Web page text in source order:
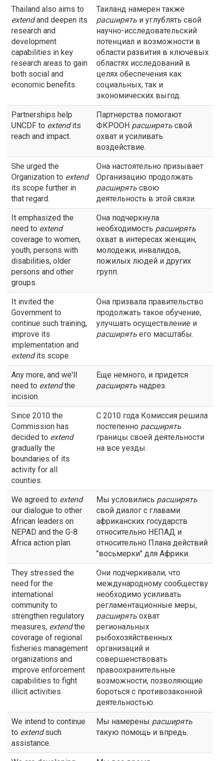
Thailand also aims to
extendand deepen its
research and
development
capabilities in key
research areas to gain
both social and
economic benefits.
Таиланд намерен также
расширять и углублять свой
научно-исследовательский
потенциал и возможности в
области развития в ключевых
областях исследований в
целях обеспечения как
социальных, так и
экономических выгод.
Partnerships help
UNCDF to extendits
reach and impact.
Партнерства помогают
ФКРООН расширять свой
охват и усиливать
воздействие.
She urged the
Organization to extend
its scope further in
that regard.
Она настоятельно призывает
Организацию продолжать
расширять свою
деятельность в этой связи.
It emphasized the
need to extend
coverage to women,
youth, persons with
disabilities, older
persons and other
groups.
Она подчеркнула
необходимость расширять
охват в интересах женщин,
молодежи, инвалидов,
пожилых людей и других
групп.
It invited the
Government to
continue such training,
improve its
implementation and
extendits scope.
Она призвала правительство
продолжать такое обучение,
улучшать осуществление и
расширять его масштабы.
Any more, and we'll
need to extendthe
incision.
Еще немного, и придется
расширять надрез.
Since 2010 the
Commission has
decided to extend
gradually the
boundaries of its
activity for all
counties.
С 2010 года Комиссия решила
постепенно расширять
границы своей деятельности
на все уезды.
We agreed to extend
our dialogue to other
African leaders on
NEPAD and the G-8
Africa action plan.
Мы условились расширять
свой диалог с главами
африканских государств
относительно НЕПАД и
относительно Плана действий
"восьмерки" для Африки.
They stressed the
need for the
international
community to
strengthen regulatory
measures, extendthe
coverage of regional
fisheries management
organizations and
improve enforcement
capabilities to fight
illicit activities.
Они подчеркивали, что
международному сообществу
необходимо усиливать
регламентационные меры,
расширять охват
региональных
рыбохозяйственных
организаций и
совершенствовать
правоохранительные
возможности, позволяющие
бороться с противозаконной
деятельностью.
We intend to continue
to extendsuch
assistance.
Мы намерены расширять
такую помощь и впредь.